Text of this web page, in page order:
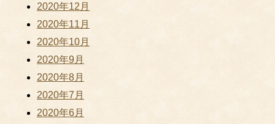
2020年12月
2020年11月
2020年10月
2020年9月
2020年8月
2020年7月
2020年6月